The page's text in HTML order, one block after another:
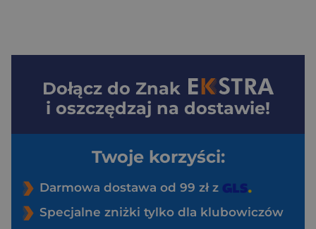
Dołącz do Znak
i oszczędzaj na dostawie!
Twoje korzyści:
Darmowa dostawa od 99 zł z
Specjalne zniżki tylko dla klubowiczów